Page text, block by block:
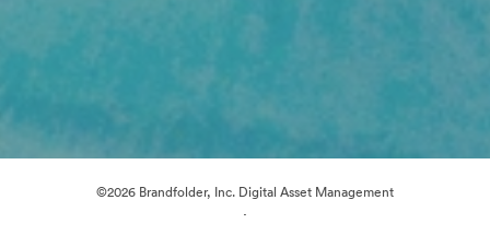
©2026 Brandfolder, Inc. Digital Asset Management
·